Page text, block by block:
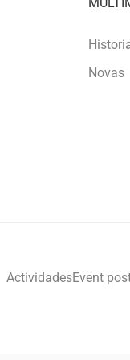
Novas
ActividadesEvent